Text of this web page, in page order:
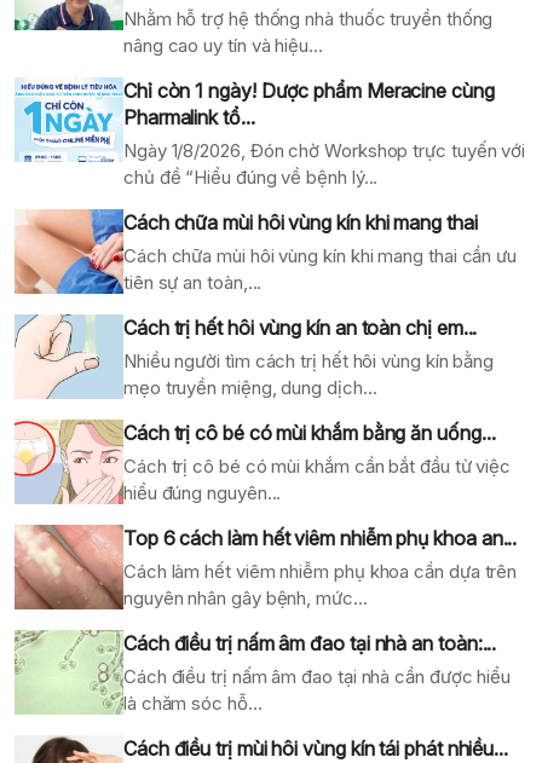
Nhằm hỗ trợ hệ thống nhà thuốc truyền thống
nâng cao uy tín và hiệu...
Chỉ còn 1 ngày! Dược phẩm Meracine cùng
Pharmalink tổ...
Ngày 1/8/2026, Đón chờ Workshop trực tuyến với
chủ đề “Hiểu đúng về bệnh lý...
Cách chữa mùi hôi vùng kín khi mang thai
Cách chữa mùi hôi vùng kín khi mang thai cần ưu
tiên sự an toàn,...
Cách trị hết hôi vùng kín an toàn chị em...
Nhiều người tìm cách trị hết hôi vùng kín bằng
mẹo truyền miệng, dung dịch...
Cách trị cô bé có mùi khắm bằng ăn uống...
Cách trị cô bé có mùi khắm cần bắt đầu từ việc
hiểu đúng nguyên...
Top 6 cách làm hết viêm nhiễm phụ khoa an...
Cách làm hết viêm nhiễm phụ khoa cần dựa trên
nguyên nhân gây bệnh, mức...
Cách điều trị nấm âm đao tại nhà an toàn:...
Cách điều trị nấm âm đao tại nhà cần được hiểu
là chăm sóc hỗ...
Cách điều trị mùi hôi vùng kín tái phát nhiều...